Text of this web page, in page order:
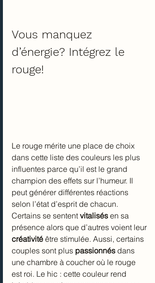
Vous manquez
d’énergie? Intégrez le
rouge!
Le rouge mérite une place de choix
dans cette liste des couleurs les plus
influentes parce qu’il est le grand
champion des effets sur l’humeur. Il
peut générer différentes réactions
selon l’état d’esprit de chacun.
Certains se sentent vitalisés en sa
présence alors que d’autres voient leur
créativité être stimulée. Aussi, certains
couples sont plus passionnés dans
une chambre à coucher où le rouge
est roi. Le hic : cette couleur rend